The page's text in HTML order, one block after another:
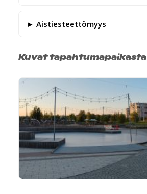
Aistiesteettömyys
Kuvat tapahtumapaikasta